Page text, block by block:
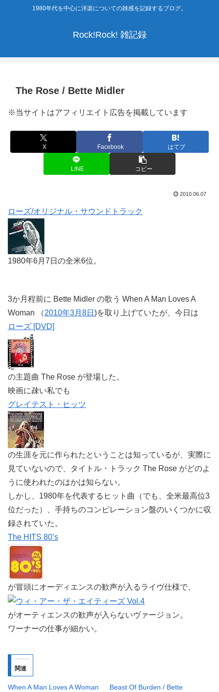
1980年代を中心に洋楽についての雑感を記録するブログ。
Rock!Rock! 雑記録
The Rose / Bette Midler
※当サイトはアフィリエイト広告を掲載しています
X Facebook はてブ
LINE コピー
2010.06.07
ローズ/オリジナル・サウンドトラック
1980年6月7日の全米6位。
3か月程前に Bette Midler の歌う When A Man Loves A
Woman （2010年3月8日 )を取り上げていたが、今日は
ローズ [DVD]
の主題曲 The Rose が登場した。
映画に疎い私でも
グレイテスト・ヒッツ
の生涯を元に作られたということは知っているが、実際に
見ていないので、タイトル・トラック The Rose がどのよ
うに使われたのはかは知らない。
しかし、1980年を代表するヒット曲（でも、全米最高位3
位だった）、手持ちのコンピレーション盤のいくつかに収
録されていた。
The HITS 80’s
が冒頭にオーディエンスの歓声が入るライヴ仕様で、
がオーティエンスの歓声が入らないヴァージョン。
ワーナーの仕事が細かい。
関連
When A Man Loves A Woman
Beast Of Burden / Bette